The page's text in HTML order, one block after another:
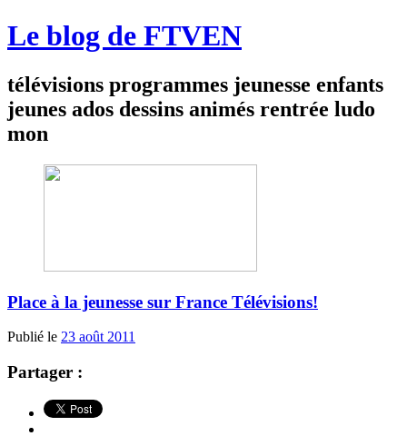
Le blog de FTVEN
télévisions programmes jeunesse enfants
jeunes ados dessins animés rentrée ludo
mon
Place à la jeunesse sur France Télévisions!
Publié le 23 août 2011
Partager :